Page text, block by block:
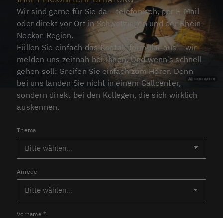
Wir sind gerne für Sie da – telefonisch, per E-Mail
oder direkt vor Ort in Schwetzingen und der Rhein-
Neckar-Region.
Füllen Sie einfach das Kontaktformular aus – wir
melden uns zeitnah bei Ihnen. Und wenn’s schnell
gehen soll: Greifen Sie einfach zum Hörer. Denn
bei uns landen Sie nicht in einem Callcenter,
sondern direkt bei den Kollegen, die sich wirklich
auskennen.
Thema
Anrede
Vorname*